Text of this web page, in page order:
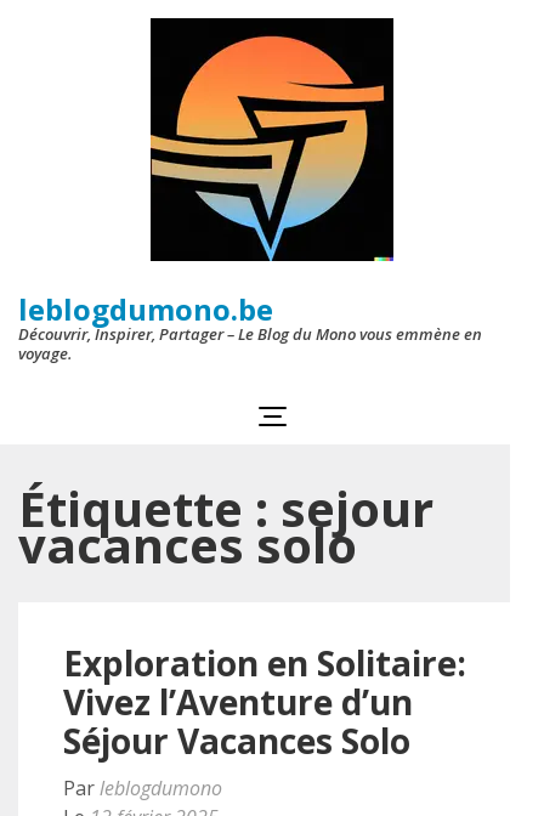
leblogdumono.be
Découvrir, Inspirer, Partager – Le Blog du Mono vous emmène en
voyage.
Étiquette : sejour
vacances solo
Exploration en Solitaire:
Vivez l’Aventure d’un
Séjour Vacances Solo
Parleblogdumono